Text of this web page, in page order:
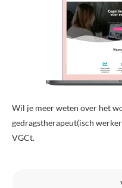
Wil je meer weten over het
gedragstherapeut(isch
VGCt.